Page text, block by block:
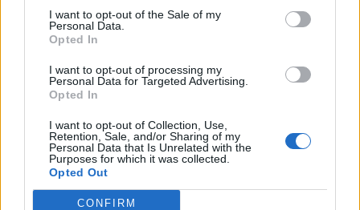
I want to opt-out of the Sale of my
Personal Data.
Opted In
I want to opt-out of processing my
Personal Data for Targeted Advertising.
Opted In
I want to opt-out of Collection, Use,
Retention, Sale, and/or Sharing of my
Personal Data that Is Unrelated with the
Purposes for which it was collected.
Opted Out
CONFIRM
Sulm i rëndë në Angli, 30-
arrestohen dy
adoleshentë
Kinahan ekstradohet në
Irlandë për t’u përballur
me akuzat për krim të
organizuar